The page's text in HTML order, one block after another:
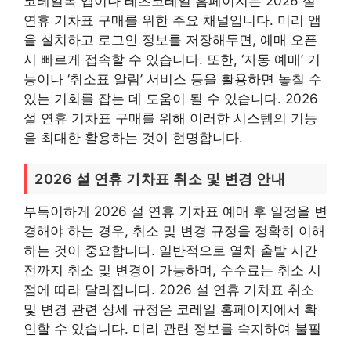
연휴 기차표 구매를 위한 주요 채널입니다. 미리 앱
을 설치하고 로그인 정보를 저장해두면, 예매 오픈
시 빠르게 접속할 수 있습니다. 또한, ‘자동 예매’ 기
능이나 ‘취소표 알림’ 서비스 등을 활용하면 놓칠 수
있는 기회를 잡는 데 도움이 될 수 있습니다. 2026
설 연휴 기차표 구매를 위해 이러한 시스템의 기능
을 최대한 활용하는 것이 현명합니다.
2026 설 연휴 기차표 취소 및 변경 안내
부득이하게 2026 설 연휴 기차표 예매 후 일정을 변
경해야 하는 경우, 취소 및 변경 규정을 정확히 이해
하는 것이 중요합니다. 일반적으로 열차 출발 시간
전까지 취소 및 변경이 가능하며, 수수료는 취소 시
점에 따라 달라집니다. 2026 설 연휴 기차표 취소
및 변경 관련 상세 규정은 코레일 홈페이지에서 확
인할 수 있습니다. 미리 관련 정보를 숙지하여 불필